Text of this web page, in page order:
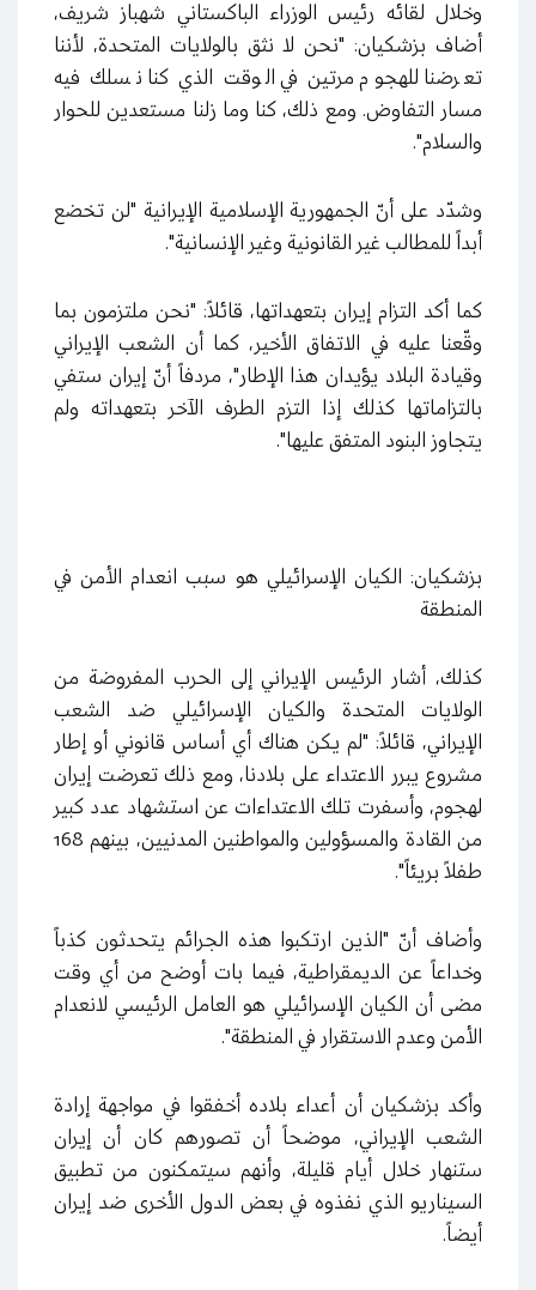
وخلال لقائه رئيس الوزراء الباكستاني شهباز شريف،
أضاف بزشكيان: "نحن لا نثق بالولايات المتحدة، لأننا
تعرضنا للهجوم مرتين في الوقت الذي كنا نسلك فيه
مسار التفاوض. ومع ذلك، كنا وما زلنا مستعدين للحوار
والسلام".
وشدّد على أنّ الجمهورية الإسلامية الإيرانية "لن تخضع
أبداً للمطالب غير القانونية وغير الإنسانية".
كما أكد التزام إيران بتعهداتها، قائلاً: "نحن ملتزمون بما
وقّعنا عليه في الاتفاق الأخير، كما أن الشعب الإيراني
وقيادة البلاد يؤيدان هذا الإطار"، مردفاً أنّ إيران ستفي
بالتزاماتها كذلك إذا التزم الطرف الآخر بتعهداته ولم
يتجاوز البنود المتفق عليها".
بزشكيان: الكيان الإسرائيلي هو سبب انعدام الأمن في
المنطقة
كذلك، أشار الرئيس الإيراني إلى الحرب المفروضة من
الولايات المتحدة والكيان الإسرائيلي ضد الشعب
الإيراني، قائلاً: "لم يكن هناك أي أساس قانوني أو إطار
مشروع يبرر الاعتداء على بلادنا، ومع ذلك تعرضت إيران
لهجوم، وأسفرت تلك الاعتداءات عن استشهاد عدد كبير
من القادة والمسؤولين والمواطنين المدنيين، بينهم 168
طفلاً بريئاً".
وأضاف أنّ "الذين ارتكبوا هذه الجرائم يتحدثون كذباً
وخداعاً عن الديمقراطية، فيما بات أوضح من أي وقت
مضى أن الكيان الإسرائيلي هو العامل الرئيسي لانعدام
الأمن وعدم الاستقرار في المنطقة".
وأكد بزشكيان أن أعداء بلاده أخفقوا في مواجهة إرادة
الشعب الإيراني، موضحاً أن تصورهم كان أن إيران
ستنهار خلال أيام قليلة، وأنهم سيتمكنون من تطبيق
السيناريو الذي نفذوه في بعض الدول الأخرى ضد إيران
أيضاً.